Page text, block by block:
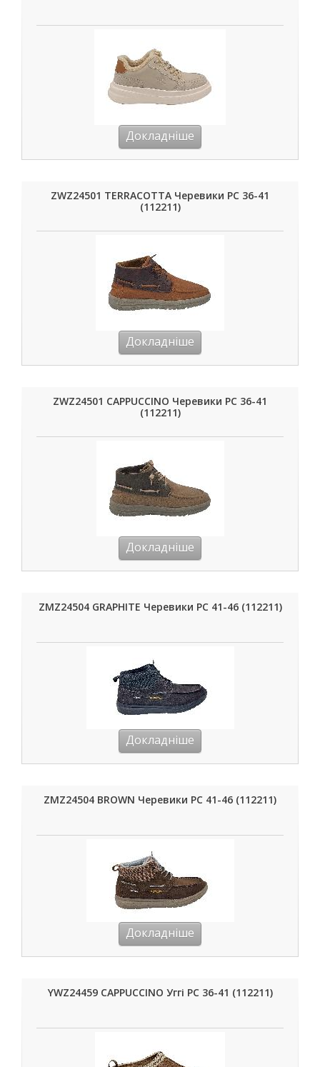
Докладніше
ZWZ24501 TERRACOTTA Черевики РС 36-41
(112211)
Докладніше
ZWZ24501 CAPPUCCINO Черевики РС 36-41
(112211)
Докладніше
ZMZ24504 GRAPHITE Черевики РС 41-46 (112211)
Докладніше
ZMZ24504 BROWN Черевики РС 41-46 (112211)
Докладніше
YWZ24459 CAPPUCCINO Уггі РС 36-41 (112211)